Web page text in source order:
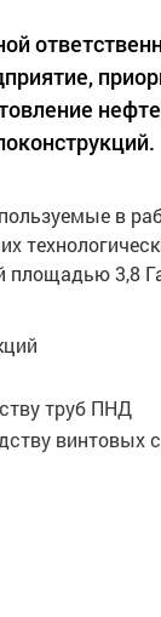
в
площадью 3,8
труб ПНД
винтовых